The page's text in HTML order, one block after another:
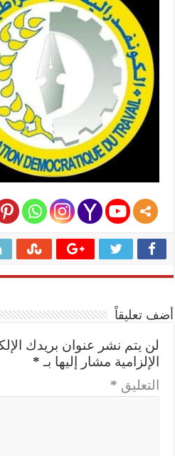
أضف تعليقاً
لن يتم نشر عنوان بريدك
الإلزامية مشار إليها بـ *
التعليق *